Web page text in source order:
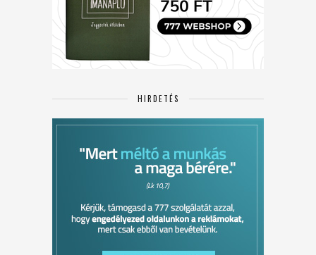
HIRDETÉS